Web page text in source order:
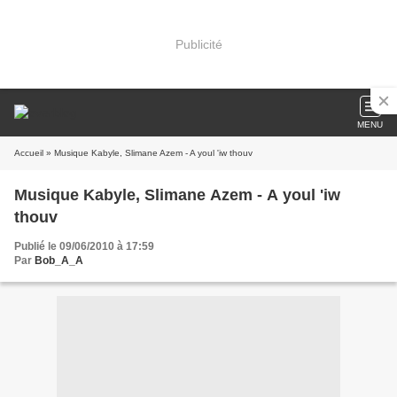
Publicité
MENU
Accueil » Musique Kabyle, Slimane Azem - A youl 'iw thouv
Musique Kabyle, Slimane Azem - A youl 'iw
thouv
Publié le 09/06/2010 à 17:59
Par Bob_A_A